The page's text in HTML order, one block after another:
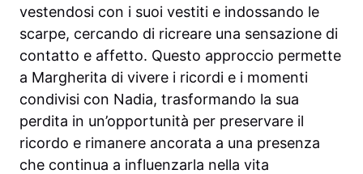
vestendosi con i suoi vestiti e indossando le
scarpe, cercando di ricreare una sensazione di
contatto e affetto. Questo approccio permette
a Margherita di vivere i ricordi e i momenti
condivisi con Nadia, trasformando la sua
perdita in un’opportunità per preservare il
ricordo e rimanere ancorata a una presenza
che continua a influenzarla nella vita